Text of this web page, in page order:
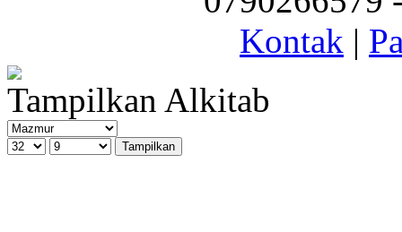
Kontak |
Tampilkan Alkitab